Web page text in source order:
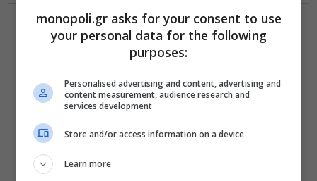
ΥΠΠΟ: Αναβαθμίζεται ο
αρχαιολογικός χώρος του
Ραμνούντος
Δήμος Αθηναίων: Απομάκρυνση 240
επιχειρησιακές δράσεις
monopoli.gr asks for your consent to use
your personal data for the following
purposes:
Personalised advertising and content, advertising and
content measurement, audience research and
services development
Store and/or access information on a device
Learn more